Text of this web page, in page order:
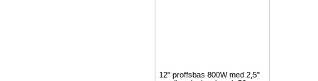
12" proffsbas 800W med 2,5"